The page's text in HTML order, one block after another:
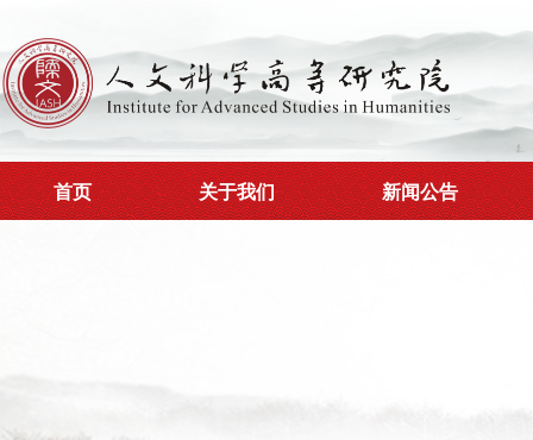
首页 关于我们 新闻公告